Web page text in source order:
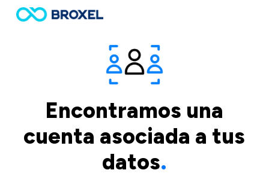
Skip
Encontramos una
cuenta asociada a tus
datos.